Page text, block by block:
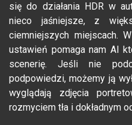
się do działania HDR w
nieco jaśniejsze, z
ciemniejszych miejscach.
ustawień pomaga nam AI
scenerię. Jeśli nie
podpowiedzi, możemy ją
wyglądają zdjęcia
rozmyciem tła i dokładnym